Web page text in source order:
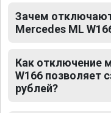
Зачем
Mercedes ML
Как отключение
W166 позволяет
рублей?